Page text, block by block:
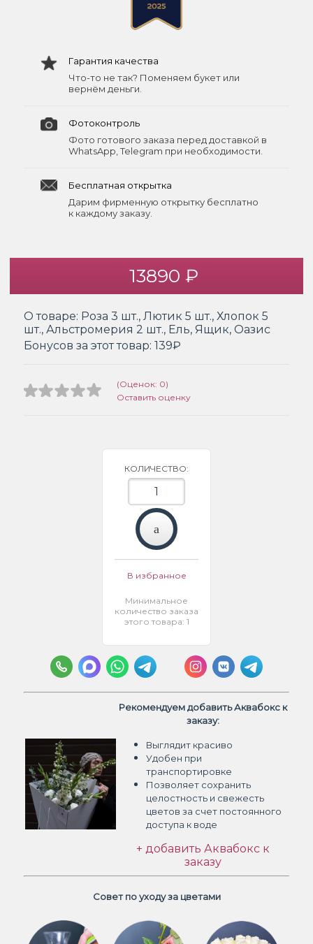
Гарантия качества
Что-то не так? Поменяем букет или
вернём деньги.
Фотоконтроль
Фото готового заказа перед доставкой в
WhatsApp, Telegram при необходимости.
Бесплатная открытка
Дарим фирменную открытку бесплатно
к каждому заказу.
13890 ₽
О товаре: Роза 3 шт., Лютик 5 шт., Хлопок 5
шт., Альстромерия 2 шт., Ель, Ящик, Оазис
Бонусов за этот товар: 139₽
(Оценок: 0)
Оставить оценку
КОЛИЧЕСТВО:
В избранное
Минимальное
количество заказа
этого товара: 1
Рекомендуем добавить Аквабокс к
заказу:
Выглядит красиво
Удобен при
транспортировке
Позволяет сохранить
целостность и свежесть
цветов за счет постоянного
доступа к воде
+ добавить Аквабокс к
заказу
Совет по уходу за цветами